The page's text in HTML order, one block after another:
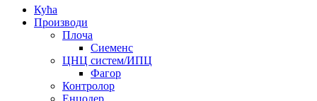
Кућа
Производи
Плоча
Сиеменс
ЦНЦ систем/ИПЦ
Фагор
Контролор
Енцодер